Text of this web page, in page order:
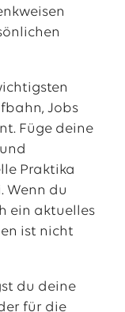
als breit
mit
Standort
wie
attraktiv.
als besonders
größere
die
Jobs
Füge deine
Praktika
Wenn du
ein aktuelles
ist nicht
du deine
für die